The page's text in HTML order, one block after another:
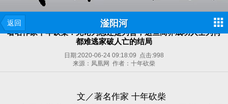
返回 滏阳河
著名作家十年砍柴：无论为恶还是为善，这些商界成功人士为何
都难逃家破人亡的结局
日期:2020-06-24 09:18:09 点击:998
来源：凤凰网 作者：十年砍柴
文／著名作家 十年砍柴